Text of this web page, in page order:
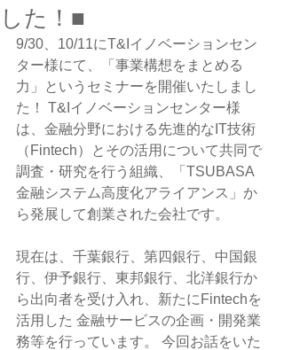
した！■
9/30、10/11にT&Iイノベーションセン
ター様にて、「事業構想をまとめる
力」というセミナーを開催いたしまし
た！ T&Iイノベーションセンター様
は、金融分野における先進的なIT技術
（Fintech）とその活用について共同で
調査・研究を行う組織、「TSUBASA
金融システム高度化アライアンス」か
ら発展して創業された会社です。
現在は、千葉銀行、第四銀行、中国銀
行、伊予銀行、東邦銀行、北洋銀行か
ら出向者を受け入れ、新たにFintechを
活用した 金融サービスの企画・開発業
務等を行っています。 今回お話をいた